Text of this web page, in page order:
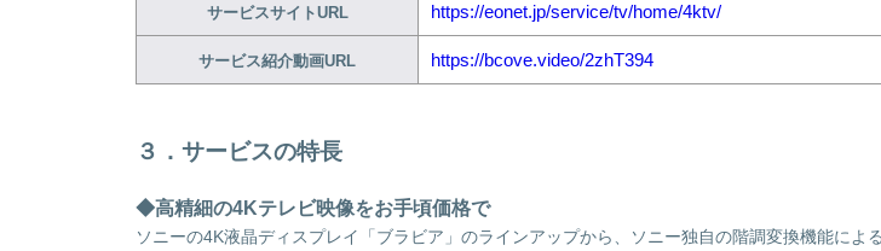
サービスサイトURL https://eonet.jp/service/tv/home/4ktv/
サービス紹介動画URL https://bcove.video/2zhT394
３．サービスの特長
◆高精細の4Kテレビ映像をお手頃価格で
ソニーの4K液晶ディスプレイ「ブラビア」のラインアップから、ソニー独自の階調変換機能に